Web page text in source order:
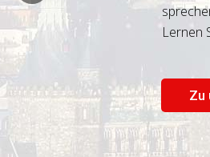
Lernen
Zu